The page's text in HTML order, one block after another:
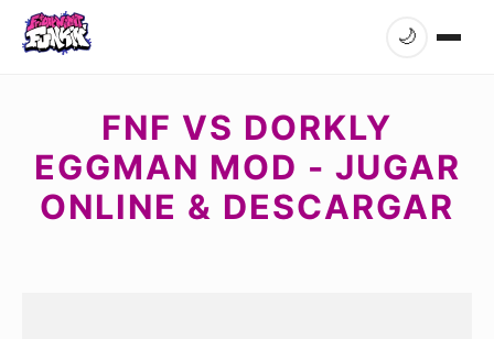
🌙
FNF VS DORKLY
EGGMAN MOD - JUGAR
ONLINE & DESCARGAR